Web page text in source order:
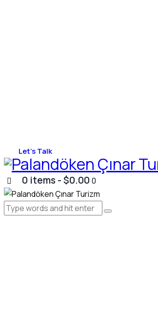
Let's Talk
0 items -$0.00 0